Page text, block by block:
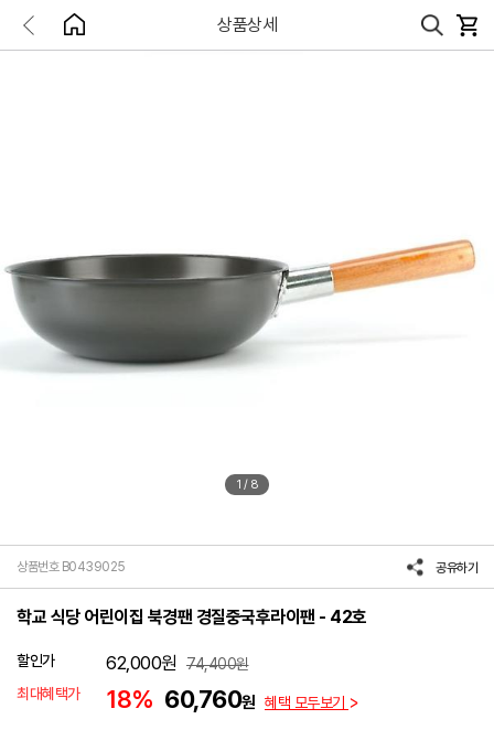
상품상세
1 / 8
상품번호 B0439025 공유하기
학교 식당 어린이집 북경팬 경질중국후라이팬 - 42호
할인가 62,000원 74,400원
최대혜택가
18% 60,760원 혜택 모두보기